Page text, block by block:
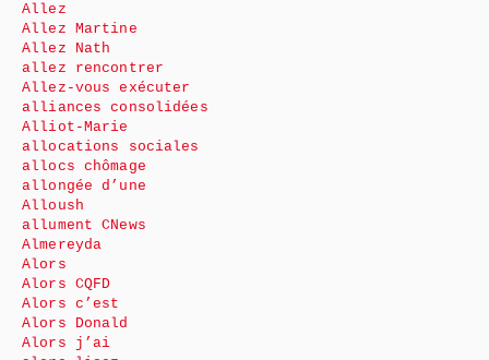
Allez
Allez Martine
Allez Nath
allez rencontrer
Allez-vous exécuter
alliances consolidées
Alliot-Marie
allocations sociales
allocs chômage
allongée d’une
Alloush
allument CNews
Almereyda
Alors
Alors CQFD
Alors c’est
Alors Donald
Alors j’ai